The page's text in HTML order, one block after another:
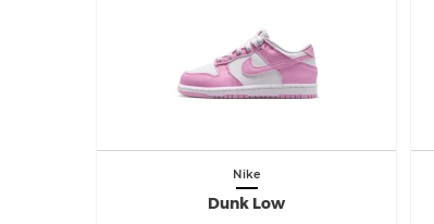
Nike
Dunk Low